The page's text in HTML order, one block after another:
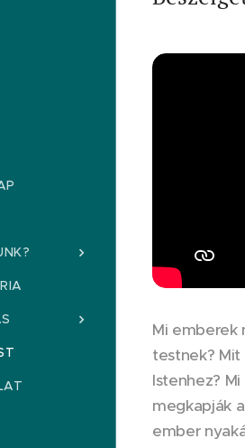
Mi emberek
testnek?
Istenhez?
megkapják
ember